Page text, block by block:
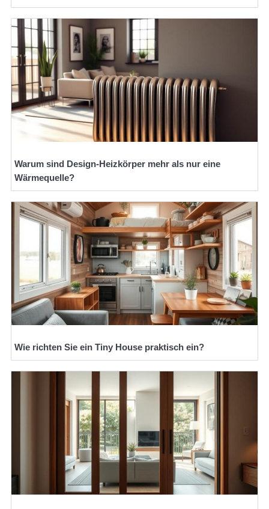
Warum sind Design-Heizkörper mehr als nur eine
Wärmequelle?
Wie richten Sie ein Tiny House praktisch ein?